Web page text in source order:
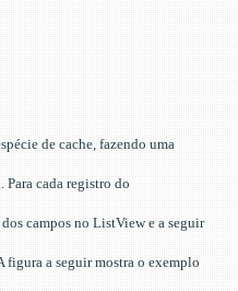
de cache, fazendo uma
cada registro do
campos no ListView e a seguir
figura a seguir mostra o exemplo